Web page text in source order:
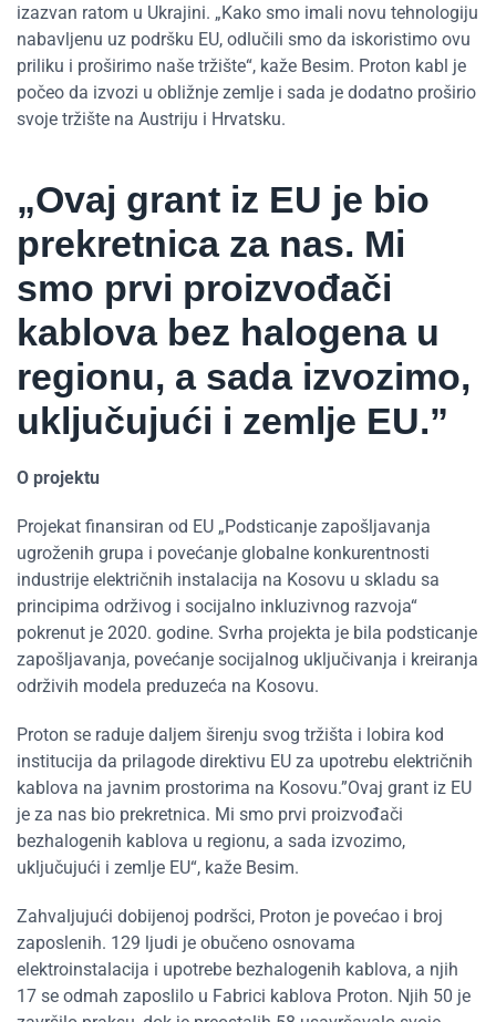
izazvan ratom u Ukrajini. „Kako smo imali novu tehnologiju
nabavljenu uz podršku EU, odlučili smo da iskoristimo ovu
priliku i proširimo naše tržište“, kaže Besim. Proton kabl je
počeo da izvozi u obližnje zemlje i sada je dodatno proširio
svoje tržište na Austriju i Hrvatsku.
„Ovaj grant iz EU je bio
prekretnica za nas. Mi
smo prvi proizvođači
kablova bez halogena u
regionu, a sada izvozimo,
uključujući i zemlje EU.”
O projektu
Projekat finansiran od EU „Podsticanje zapošljavanja
ugroženih grupa i povećanje globalne konkurentnosti
industrije električnih instalacija na Kosovu u skladu sa
principima održivog i socijalno inkluzivnog razvoja“
pokrenut je 2020. godine. Svrha projekta je bila podsticanje
zapošljavanja, povećanje socijalnog uključivanja i kreiranja
održivih modela preduzeća na Kosovu.
Proton se raduje daljem širenju svog tržišta i lobira kod
institucija da prilagode direktivu EU za upotrebu električnih
kablova na javnim prostorima na Kosovu.”Ovaj grant iz EU
je za nas bio prekretnica. Mi smo prvi proizvođači
bezhalogenih kablova u regionu, a sada izvozimo,
uključujući i zemlje EU“, kaže Besim.
Zahvaljujući dobijenoj podršci, Proton je povećao i broj
zaposlenih. 129 ljudi je obučeno osnovama
elektroinstalacija i upotrebe bezhalogenih kablova, a njih
17 se odmah zaposlilo u Fabrici kablova Proton. Njih 50 je